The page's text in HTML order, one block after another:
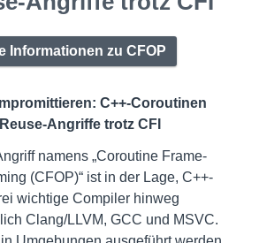
Informationen zu CFOP
C++-Coroutinen
Angriffe trotz CFI
namens „Coroutine Frame-
(CFOP)“ ist in der Lage, C++-
wichtige Compiler hinweg
Clang/LLVM, GCC und MSVC.